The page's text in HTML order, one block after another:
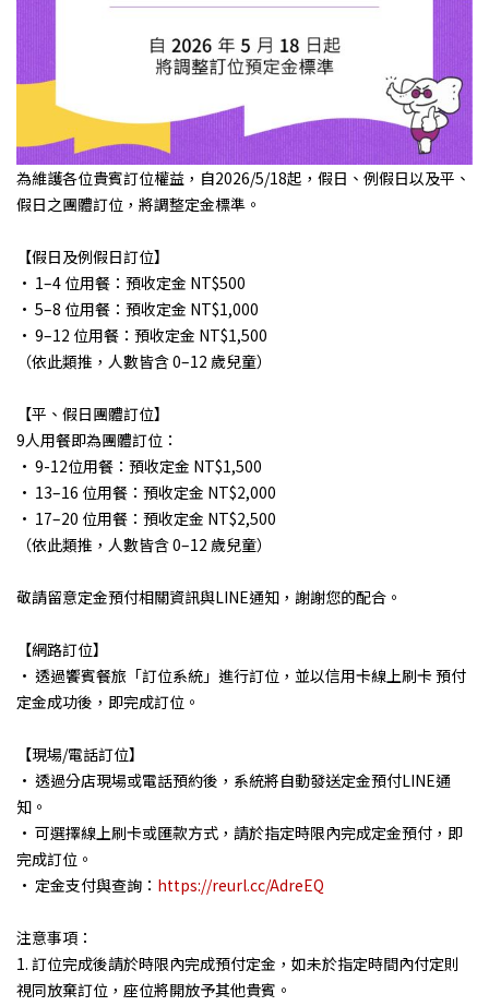
為維護各位貴賓訂位權益，自2026/5/18起，假日、例假日以及平、
假日之團體訂位，將調整定金標準。
【假日及例假日訂位】
• 1–4 位用餐：預收定金 NT$500
• 5–8 位用餐：預收定金 NT$1,000
• 9–12 位用餐：預收定金 NT$1,500
（依此類推，人數皆含 0–12 歲兒童）
【平、假日團體訂位】
9人用餐即為團體訂位：
• 9-12位用餐：預收定金 NT$1,500
• 13–16 位用餐：預收定金 NT$2,000
• 17–20 位用餐：預收定金 NT$2,500
（依此類推，人數皆含 0–12 歲兒童）
敬請留意定金預付相關資訊與LINE通知，謝謝您的配合。
【網路訂位】
• 透過饗賓餐旅「訂位系統」進行訂位，並以信用卡線上刷卡 預付
定金成功後，即完成訂位。
【現場/電話訂位】
• 透過分店現場或電話預約後，系統將自動發送定金預付LINE通
知。
• 可選擇線上刷卡或匯款方式，請於指定時限內完成定金預付，即
完成訂位。
• 定金支付與查詢： https://reurl.cc/AdreEQ
注意事項：
1. 訂位完成後請於時限內完成預付定金，如未於指定時間內付定則
視同放棄訂位，座位將開放予其他貴賓。